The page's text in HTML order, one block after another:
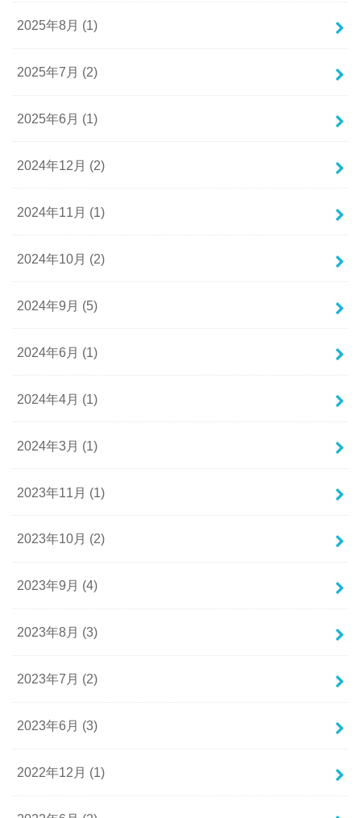
2025年8月 (1)
2025年7月 (2)
2025年6月 (1)
2024年12月 (2)
2024年11月 (1)
2024年10月 (2)
2024年9月 (5)
2024年6月 (1)
2024年4月 (1)
2024年3月 (1)
2023年11月 (1)
2023年10月 (2)
2023年9月 (4)
2023年8月 (3)
2023年7月 (2)
2023年6月 (3)
2022年12月 (1)